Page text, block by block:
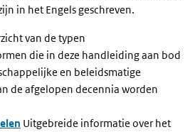
in het Engels geschreven.
van de typen
die in deze handleiding aan bod
en beleidsmatige
de afgelopen decennia worden
Uitgebreide informatie over het